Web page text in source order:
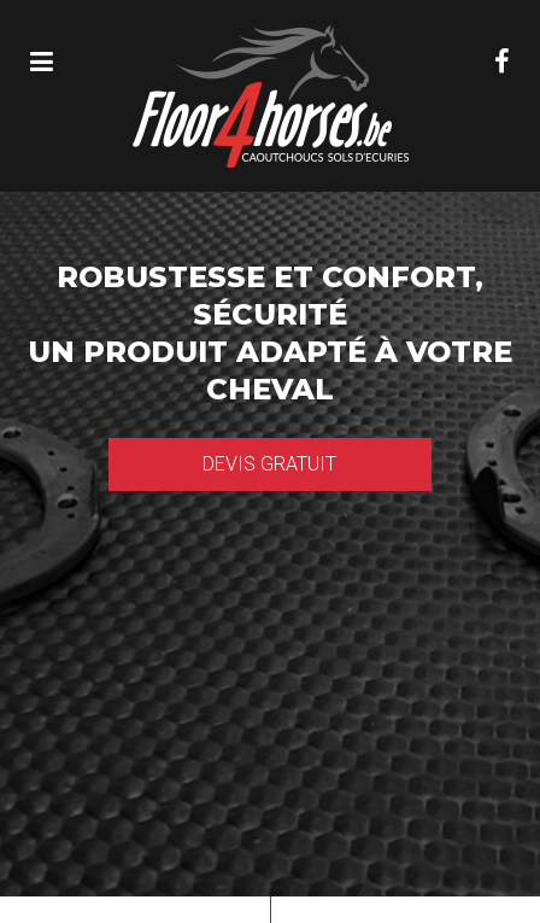
ROBUSTESSE ET CONFORT,
SÉCURITÉ
UN PRODUIT ADAPTÉ À VOTRE
CHEVAL
DEVIS GRATUIT